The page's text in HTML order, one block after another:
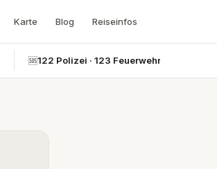
Karte Blog Reiseinfos
🆘122 Polizei · 123 Feuerwehr · 124